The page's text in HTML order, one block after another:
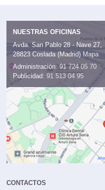
NUESTRAS OFICINAS
Avda. San Pablo 28 - Nave 27,
28823 Coslada (Madrid) Mapa
Administración: 91 724 05 70
Publicidad: 91 513 04 95
CONTACTOS